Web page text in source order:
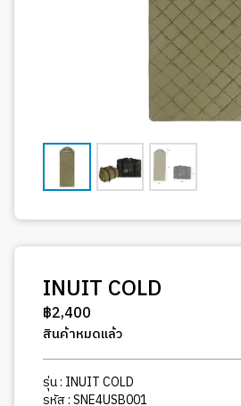
INUIT COLD
฿2,400
สินค้าหมดแล้ว
รุ่น : INUIT COLD
รหัส : SNE4USB001